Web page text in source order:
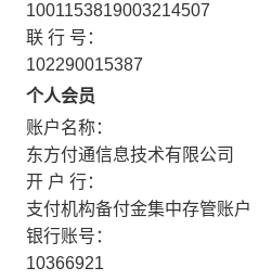
1001153819003214507
联 行 号：
102290015387
个人会员
账户名称：
东方付通信息技术有限公司
开 户 行：
支付机构备付金集中存管账户
银行账号：
10366921